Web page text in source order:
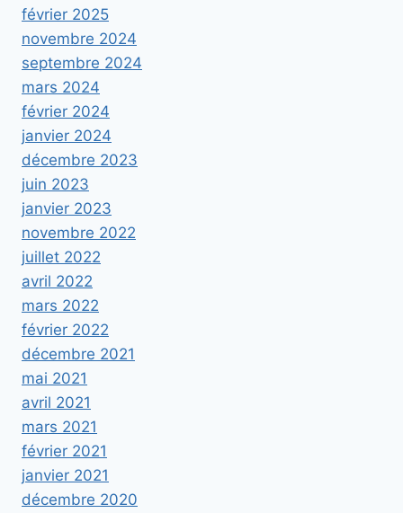
février 2025
novembre 2024
septembre 2024
mars 2024
février 2024
janvier 2024
décembre 2023
juin 2023
janvier 2023
novembre 2022
juillet 2022
avril 2022
mars 2022
février 2022
décembre 2021
mai 2021
avril 2021
mars 2021
février 2021
janvier 2021
décembre 2020